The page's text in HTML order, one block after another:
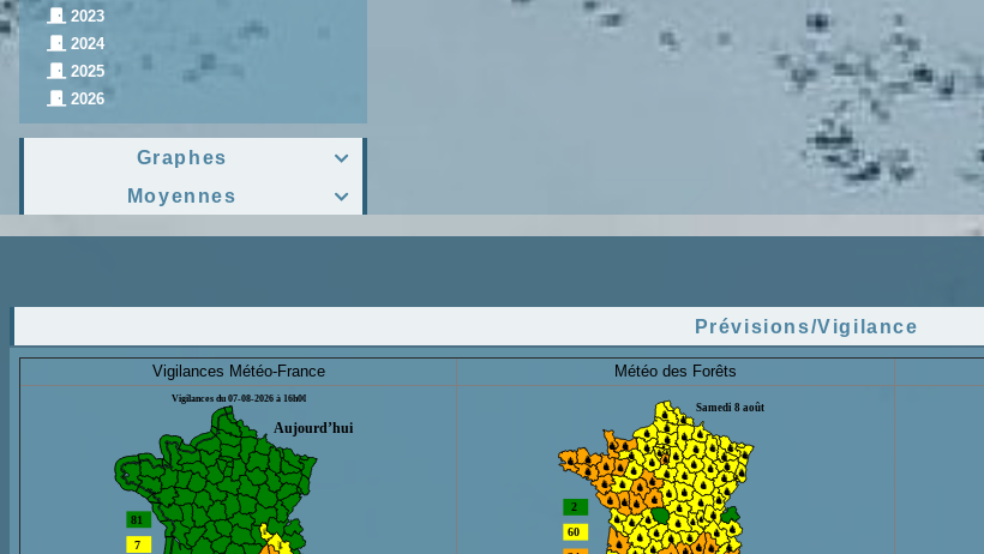
2023
2024
2025
2026

Graphes

Moyennes
Prévisions/Vigilance
Vigilances Météo-France Météo des Forêts